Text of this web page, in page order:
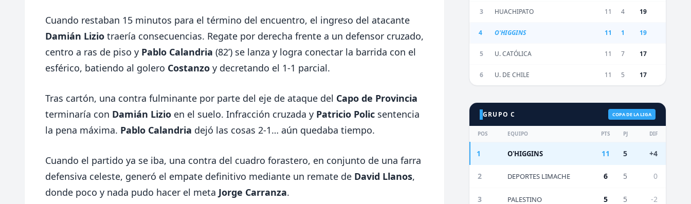
Cuando restaban 15 minutos para el término del encuentro, el ingreso del atacante
Damián Lizio traería consecuencias. Regate por derecha frente a un defensor cruzado,
centro a ras de piso y Pablo Calandria (82’) se lanza y logra conectar la barrida con el
esférico, batiendo al golero Costanzo y decretando el 1-1 parcial.
Tras cartón, una contra fulminante por parte del eje de ataque del Capo de Provincia
terminaría con Damián Lizio en el suelo. Infracción cruzada y Patricio Polic sentencia
la pena máxima. Pablo Calandria dejó las cosas 2-1… aún quedaba tiempo.
Cuando el partido ya se iba, una contra del cuadro forastero, en conjunto de una farra
defensiva celeste, generó el empate definitivo mediante un remate de David Llanos,
donde poco y nada pudo hacer el meta Jorge Carranza.
3 HUACHIPATO 11 4 19
4 O'HIGGINS 11 1 19
5 U. CATÓLICA 11 7 17
6 U. DE CHILE 11 5 17
GRUPO C COPA DE LA LIGA
POS EQUIPO PTS PJ DIF
1 O'HIGGINS 11 5 +4
2 DEPORTES LIMACHE 6 5 0
3 PALESTINO 5 5 -2